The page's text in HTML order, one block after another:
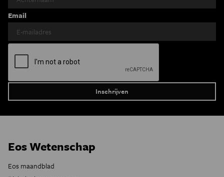
Email
Eos Wetenschap
Eos maandblad